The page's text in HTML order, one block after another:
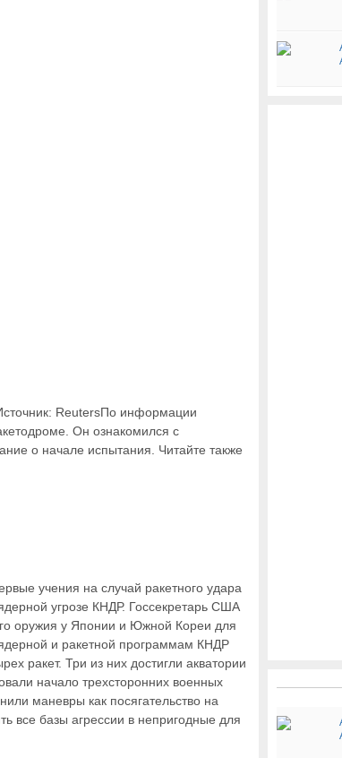
ReutersПо информации
Он ознакомился с
о начале испытания. Читайте также
учения на случай ракетного удара
угрозе КНДР. Госсекретарь США
оружия у Японии и Южной Кореи для
и ракетной программам КНДР
ракет. Три из них достигли акватории
начало трехсторонних военных
маневры как посягательство на
все базы агрессии в непригодные для